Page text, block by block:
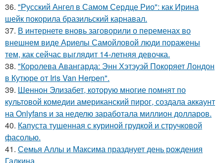
36. "Русский Ангел в Самом Сердце Рио": как Ирина
шейк покорила бразильский карнавал.
37. В интернете вновь заговорили о переменах во
внешнем виде Ариелы Самойловой люди поражены
тем, как сейчас выглядит 14-летняя девочка.
38. "Королева Авангарда: Энн Хэтэуэй Покоряет Лондон
в Кутюре от Iris Van Herpen".
39. Шеннон Элизабет, которую многие помнят по
культовой комедии американский пирог, создала аккаунт
на Onlyfans и за неделю заработала миллион долларов.
40. Капуста тушенная с куриной грудкой и стручковой
фасолью.
41. Семья Аллы и Максима празднует день рождения